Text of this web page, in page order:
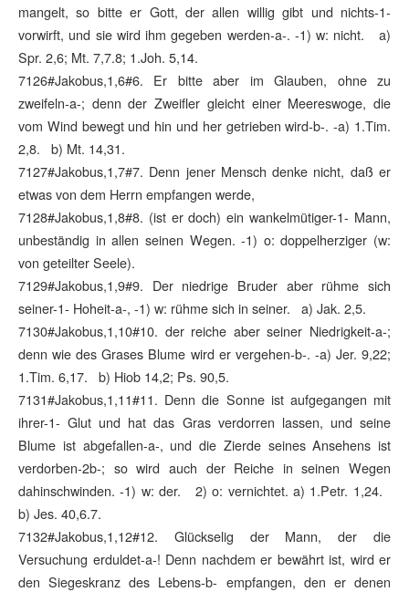
mangelt, so bitte er Gott, der allen willig gibt und nichts-1-
vorwirft, und sie wird ihm gegeben werden-a-. -1) w: nicht. a)
Spr. 2,6; Mt. 7,7.8; 1.Joh. 5,14.
7126#Jakobus,1,6#6. Er bitte aber im Glauben, ohne zu
zweifeln-a-; denn der Zweifler gleicht einer Meereswoge, die
vom Wind bewegt und hin und her getrieben wird-b-. -a) 1.Tim.
2,8. b) Mt. 14,31.
7127#Jakobus,1,7#7. Denn jener Mensch denke nicht, daß er
etwas von dem Herrn empfangen werde,
7128#Jakobus,1,8#8. (ist er doch) ein wankelmütiger-1- Mann,
unbeständig in allen seinen Wegen. -1) o: doppelherziger (w:
von geteilter Seele).
7129#Jakobus,1,9#9. Der niedrige Bruder aber rühme sich
seiner-1- Hoheit-a-, -1) w: rühme sich in seiner. a) Jak. 2,5.
7130#Jakobus,1,10#10. der reiche aber seiner Niedrigkeit-a-;
denn wie des Grases Blume wird er vergehen-b-. -a) Jer. 9,22;
1.Tim. 6,17. b) Hiob 14,2; Ps. 90,5.
7131#Jakobus,1,11#11. Denn die Sonne ist aufgegangen mit
ihrer-1- Glut und hat das Gras verdorren lassen, und seine
Blume ist abgefallen-a-, und die Zierde seines Ansehens ist
verdorben-2b-; so wird auch der Reiche in seinen Wegen
dahinschwinden. -1) w: der. 2) o: vernichtet. a) 1.Petr. 1,24.
b) Jes. 40,6.7.
7132#Jakobus,1,12#12. Glückselig der Mann, der die
Versuchung erduldet-a-! Denn nachdem er bewährt ist, wird er
den Siegeskranz des Lebens-b- empfangen, den er denen